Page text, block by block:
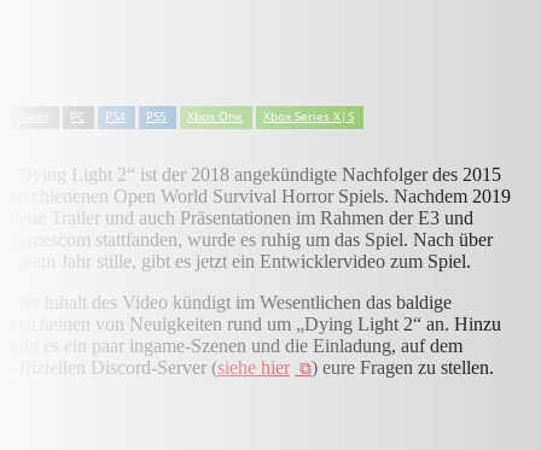
PC PS4 PS5 Xbox One Xbox Series X|S
„Dying Light 2“ ist der 2018 angekündigte Nachfolger des 2015
erschienenen Open World Survival Horror Spiels. Nachdem 2019
neue Trailer und auch Präsentationen im Rahmen der E3 und
gamescom stattfanden, wurde es ruhig um das Spiel. Nach über
einem Jahr stille, gibt es jetzt ein Entwicklervideo zum Spiel.
Der Inhalt des Video kündigt im Wesentlichen das baldige
erscheinen von Neuigkeiten rund um „Dying Light 2“ an. Hinzu
gibt es ein paar ingame-Szenen und die Einladung, auf dem
offiziellen Discord-Server (siehe hier ) eure Fragen zu stellen.